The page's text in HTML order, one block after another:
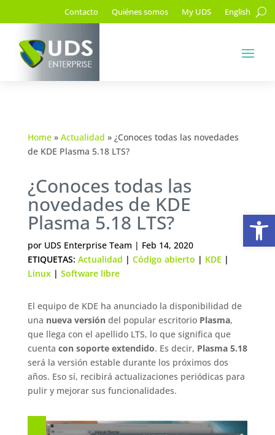
Contacto Quiénes somos My UDS English
Home» Actualidad » ¿Conoces todas las novedades
de KDE Plasma 5.18 LTS?
¿Conoces todas las
novedades de KDE
Plasma 5.18 LTS?
por UDS Enterprise Team | Feb 14, 2020
ETIQUETAS: Actualidad | Código abierto | KDE |
Linux| Software libre
El equipo de KDE ha anunciado la disponibilidad de
una nueva versióndel popular escritorio Plasma,
que llega con el apellido LTS, lo que significa que
cuenta con soporte extendido. Es decir, Plasma 5.18
será la versión estable durante los próximos dos
años. Eso sí, recibirá actualizaciones periódicas para
pulir y mejorar sus funcionalidades.